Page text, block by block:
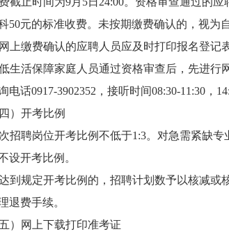
50元的标准收费。未按期缴费确认的，视为
上缴费确认的应聘人员应及时打印报名登记
生活保障家庭人员通过资格审查后，先进行
电话0917-3902352，接听时间08:30-11:30，
四）开考比例
招聘岗位开考比例不低于1:3。对急需紧缺
设开考比例。
到规定开考比例的，招聘计划数予以核减或
退费手续。
五）网上下载打印准考证